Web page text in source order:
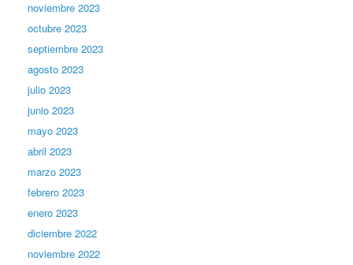
noviembre 2023
octubre 2023
septiembre 2023
agosto 2023
julio 2023
junio 2023
mayo 2023
abril 2023
marzo 2023
febrero 2023
enero 2023
diciembre 2022
noviembre 2022